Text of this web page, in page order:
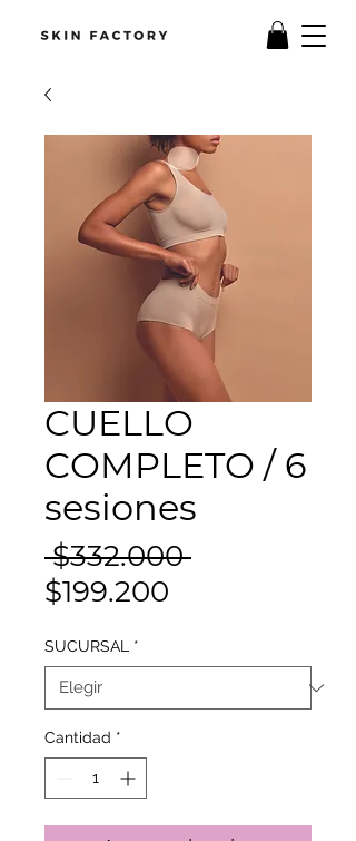
CUELLO
COMPLETO / 6
sesiones
$332.000 Precio
$199.200
oferta
SUCURSAL *
Cantidad *